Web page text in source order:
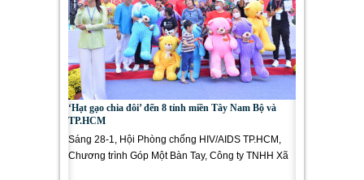
‘Hạt gạo chia đôi’ đến 8 tỉnh miền Tây Nam Bộ và
TP.HCM
Sáng 28-1, Hội Phòng chống HIV/AIDS TP.HCM,
Chương trình Góp Một Bàn Tay, Công ty TNHH Xã